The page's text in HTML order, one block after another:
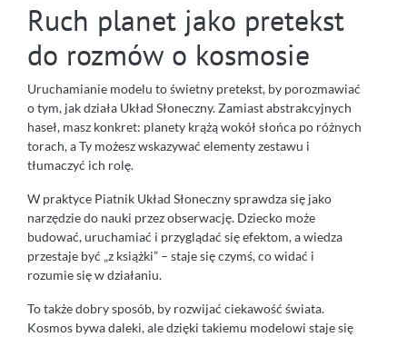
Ruch planet jako pretekst
do rozmów o kosmosie
Uruchamianie modelu to świetny pretekst, by porozmawiać
o tym, jak działa Układ Słoneczny. Zamiast abstrakcyjnych
haseł, masz konkret: planety krążą wokół słońca po różnych
torach, a Ty możesz wskazywać elementy zestawu i
tłumaczyć ich rolę.
W praktyce Piatnik Układ Słoneczny sprawdza się jako
narzędzie do nauki przez obserwację. Dziecko może
budować, uruchamiać i przyglądać się efektom, a wiedza
przestaje być „z książki” – staje się czymś, co widać i
rozumie się w działaniu.
To także dobry sposób, by rozwijać ciekawość świata.
Kosmos bywa daleki, ale dzięki takiemu modelowi staje się